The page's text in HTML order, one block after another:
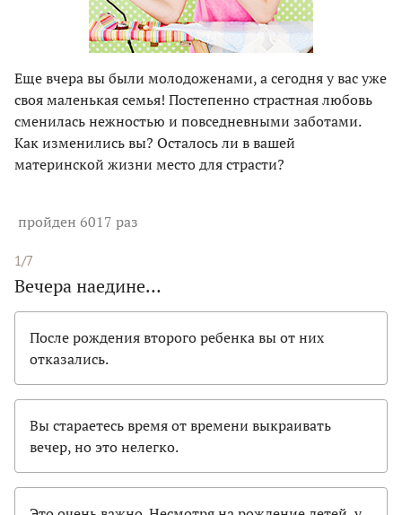
Еще вчера вы были молодоженами, а сегодня у вас уже
своя маленькая семья! Постепенно страстная любовь
сменилась нежностью и повседневными заботами.
Как изменились вы? Осталось ли в вашей
материнской жизни место для страсти?
пройден 6017 раз
1/7
Вечера наедине…
После рождения второго ребенка вы от них
отказались.
Вы стараетесь время от времени выкраивать
вечер, но это нелегко.